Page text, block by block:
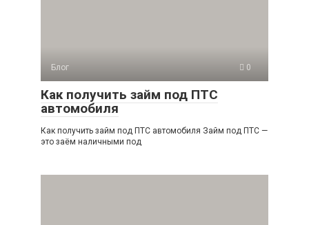
Блог 0
Как получить займ под ПТС
автомобиля
Как получить займ под ПТС автомобиля Займ под ПТС —
это заём наличными под